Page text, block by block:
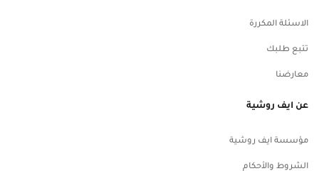
الاسئلة المكررة
تتبع طلبك
معارضنا
عن ايف روشية
مؤسسة ايف روشية
الشروط والأحكام